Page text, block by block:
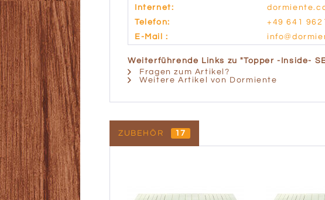
Internet:
Telefon:
+49 641
E-Mail :
Weiterführende Links zu "Topper -Inside-
Fragen zum Artikel?
Weitere Artikel von Dormiente
ZUBEHÖR 17